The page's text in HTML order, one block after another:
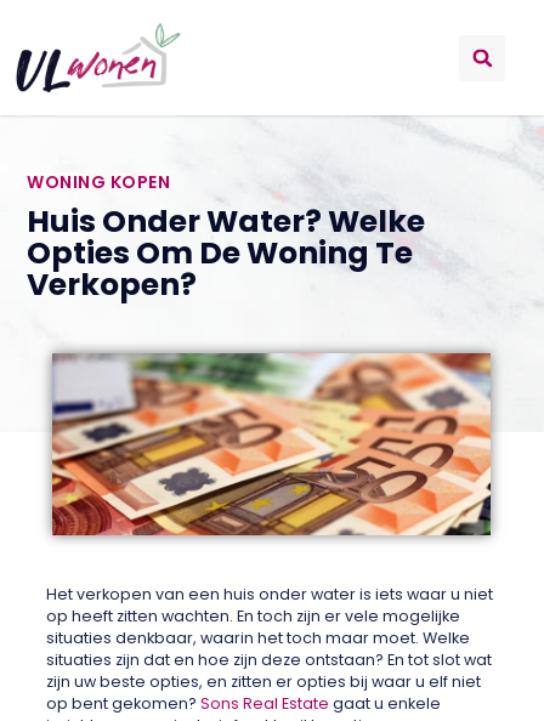
WONING KOPEN
Huis Onder Water? Welke
Opties Om De Woning Te
Verkopen?
Het verkopen van een huis onder water is iets waar u niet
op heeft zitten wachten. En toch zijn er vele mogelijke
situaties denkbaar, waarin het toch maar moet. Welke
situaties zijn dat en hoe zijn deze ontstaan? En tot slot wat
zijn uw beste opties, en zitten er opties bij waar u elf niet
op bent gekomen?Sons Real Estate gaat u enkele